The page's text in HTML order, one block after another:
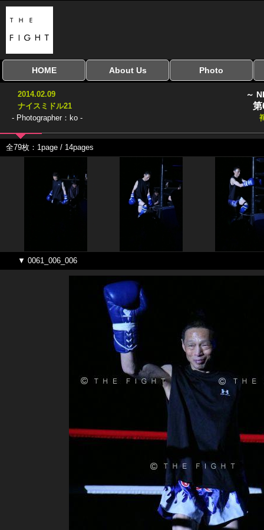
HOME
全興行を表示
ナイスミドル
アマチュアキック
協議会
全日本学生キック
建武館キッズ大会
Bigbang
おやじファイト
About Us Photo
2014.02.09
ナイスミドル21
- Photographer：ko -
～
第
全79枚：1page / 14pages
▼ 0061_006_006